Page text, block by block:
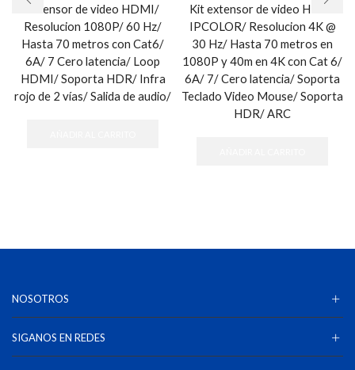
extensor de video HDMI/
Resolucion 1080P/ 60 Hz/
Hasta 70 metros con Cat6/
6A/ 7 Cero latencia/ Loop
HDMI/ Soporta HDR/ Infra
rojo de 2 vías/ Salida de audio/
Kit extensor de video HDMI
IPCOLOR/ Resolucion 4K @
30 Hz/ Hasta 70 metros en
1080P y 40m en 4K con Cat 6/
6A/ 7/ Cero latencia/ Soporta
Teclado Video Mouse/ Soporta
HDR/ ARC
NOSOTROS
SIGANOS EN REDES